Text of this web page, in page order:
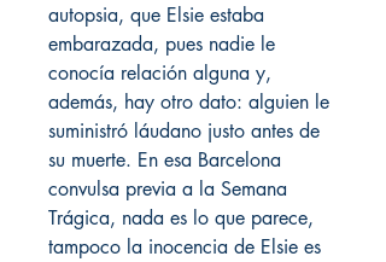
autopsia, que Elsie estaba
embarazada, pues nadie le
conocía relación alguna y,
además, hay otro dato: alguien le
suministró láudano justo antes de
su muerte. En esa Barcelona
convulsa previa a la Semana
Trágica, nada es lo que parece,
tampoco la inocencia de Elsie es